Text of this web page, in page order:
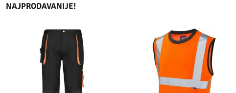
NAJPRODAVANIJE!